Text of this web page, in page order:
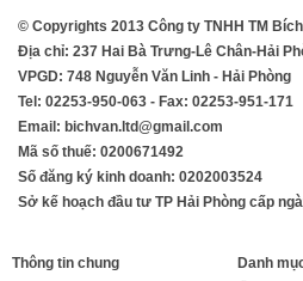
© Copyrights 2013 Công ty TNHH TM
Địa chỉ: 237 Hai Bà Trưng-Lê Chân-Hải
VPGD: 748 Nguyễn Văn Linh - Hải Phòng
Tel: 02253-950-063 - Fax: 02253-951-171
Email: bichvan.ltd@gmail.com
Mã số thuế: 0200671492
Số đăng ký kinh doanh: 0202003524
Sở kế hoạch đầu tư TP Hải Phòng cấp
Thông tin chung
Danh